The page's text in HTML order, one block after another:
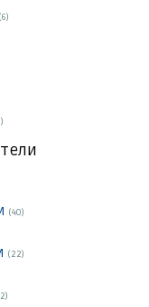
(6)
(40)
(22)